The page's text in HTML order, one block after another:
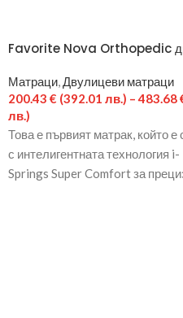
Favorite Nova Orthopedic
Матраци,Двулицеви матраци
200.43 € (392.01 лв.) – 483.68
лв.)
Това е първият матрак, който е
с интелигентната технология i-
Springs Super Comfort за